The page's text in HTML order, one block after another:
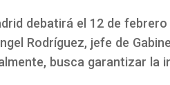
debatirá el 12 de
Rodríguez, jefe de
busca garantizar la